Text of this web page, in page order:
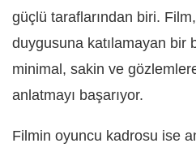
güçlü taraflarından biri.
duygusuna katılamayan bir
minimal, sakin ve
anlatmayı başarıyor.
Filmin oyuncu kadrosu ise